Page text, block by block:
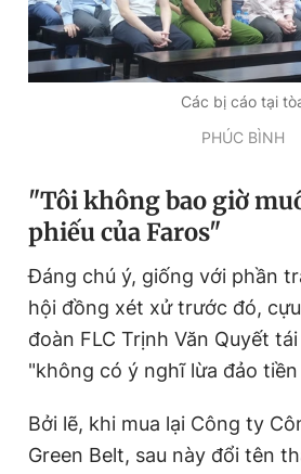
Các bị cáo tại
PHÚC BÌNH
"Tôi không bao giờ
phiếucủa Faros"
Đáng chú ý, giống với phần
hội đồng xét xử trước đó,
đoàn FLC Trịnh Văn Quyết
"không có ý nghĩ lừa đảo
Bởi lẽ, khi mua lại Công ty
Green Belt, sau này đổi tên